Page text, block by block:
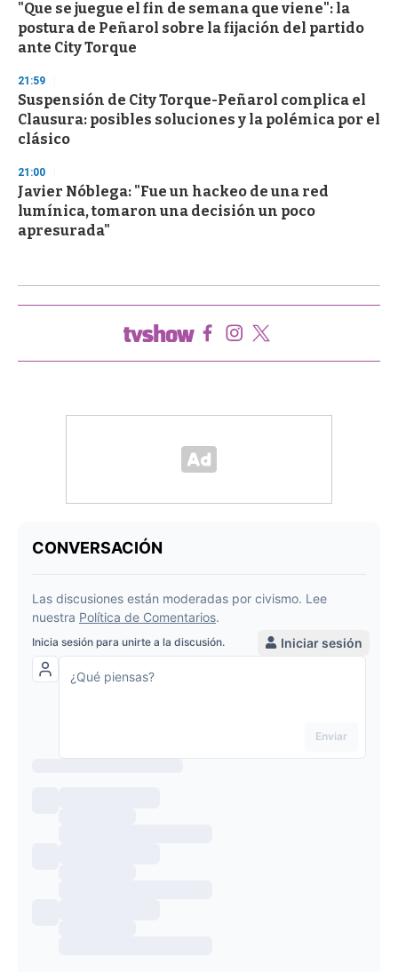
"Que se juegue el fin de semana que viene": la
postura de Peñarol sobre la fijación del partido
ante City Torque
21:59
Suspensión de City Torque-Peñarol complica el
Clausura: posibles soluciones y la polémica por el
clásico
21:00
Javier Nóblega: "Fue un hackeo de una red
lumínica, tomaron una decisión un poco
apresurada"